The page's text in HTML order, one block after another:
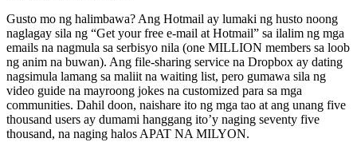
Gusto mo ng halimbawa? Ang Hotmail ay lumaki ng husto noong
naglagay sila ng “Get your free e-mail at Hotmail” sa ilalim ng mga
emails na nagmula sa serbisyo nila (one MILLION members sa loob
ng anim na buwan). Ang file-sharing service na Dropbox ay dating
nagsimula lamang sa maliit na waiting list, pero gumawa sila ng
video guide na mayroong jokes na customized para sa mga
communities. Dahil doon, naishare ito ng mga tao at ang unang five
thousand users ay dumami hanggang ito’y naging seventy five
thousand, na naging halos APAT NA MILYON.